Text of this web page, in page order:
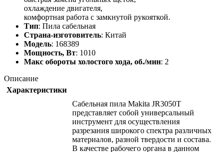
охлаждение двигателя,
комфортная работа с замкнутой рукояткой.
Тип: Пила сабельная
Страна-изготовитель: Китай
Модель: 168389
Мощность, Вт: 1010
Макс обороты холостого хода, об./мин: 2
Описание
Характеристики
Сабельная пила Makita JR3050T
представляет собой универсальный
инструмент для осуществления
разрезания широкого спектра различных
материалов, разной твердости и состава.
В качестве рабочего органа в данном